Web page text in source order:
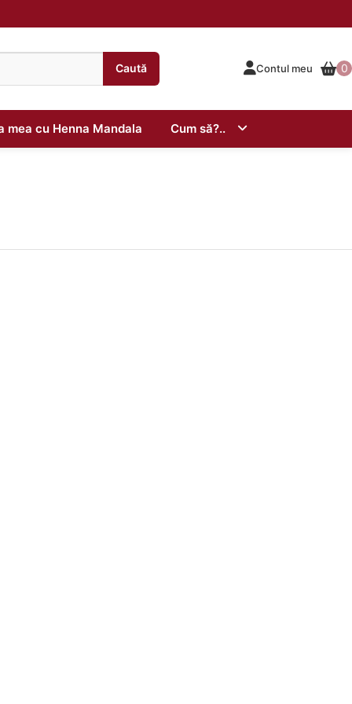
Caută Contul meu 0
mea cu Henna Mandala Cum să?..